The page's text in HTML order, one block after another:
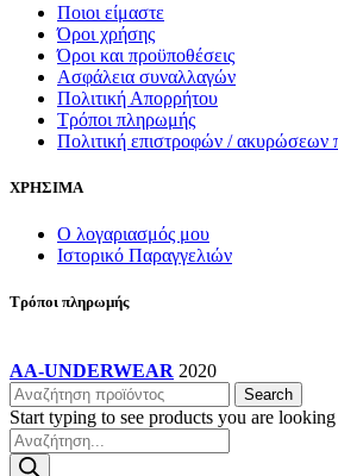
Ποιοι είμαστε
Όροι χρήσης
Όροι και προϋποθέσεις
Ασφάλεια συναλλαγών
Πολιτική Απορρήτου
Τρόποι πληρωμής
Πολιτική επιστροφών / ακυρώσεων
ΧΡΗΣΙΜΑ
Ο λογαριασμός μου
Ιστορικό Παραγγελιών
Τρόποι πληρωμής
AA-UNDERWEAR 2020
Search
Start typing to see products you are
Products
search